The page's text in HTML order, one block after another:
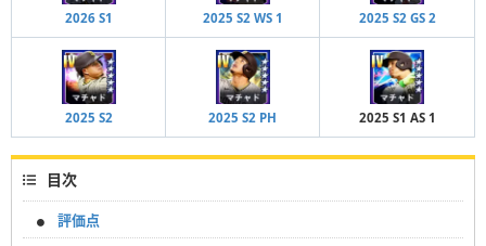
2026 S1 2025 S2 WS 1 2025 S2 GS 2
2025 S2 2025 S2 PH 2025 S1 AS 1
目次
評価点